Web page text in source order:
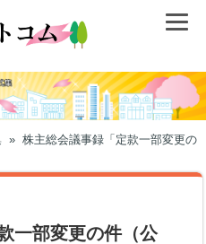
» 株主総会議事録「定款一部変更の
一部変更の件（公